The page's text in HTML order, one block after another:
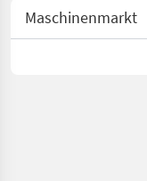
Maschinenmarkt